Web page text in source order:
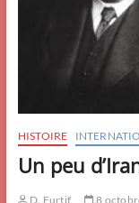
HISTOIRE
Un peu
D. Furtif
8